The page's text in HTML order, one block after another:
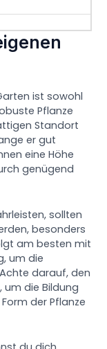
ist sowohl
Pflanze
Standort
er gut
eine Höhe
genügend
sollten
besonders
am besten mit
um die
darauf, den
um die Bildung
der Pflanze